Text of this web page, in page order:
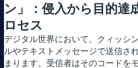
ン」：侵入から目的達
ロセス
デジタル世界において、クィッシ
ルやテキストメッセージで送信さ
まります。受信者はそのコードを